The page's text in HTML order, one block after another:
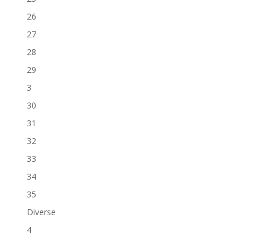
26
27
28
29
3
30
31
32
33
34
35
Diverse
4